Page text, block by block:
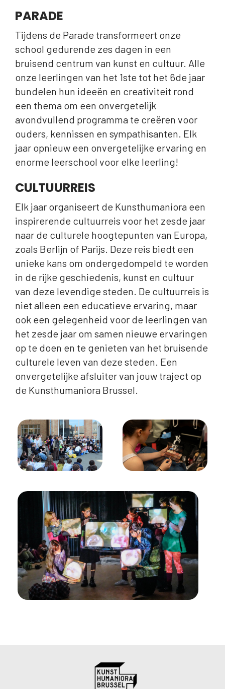
PARADE
Tijdens de Parade transformeert onze
school gedurende zes dagen in een
bruisend centrum van kunst en cultuur. Alle
onze leerlingen van het 1ste tot het 6de jaar
bundelen hun ideeën en creativiteit rond
een thema om een onvergetelijk
avondvullend programma te creëren voor
ouders, kennissen en sympathisanten. Elk
jaar opnieuw een onvergetelijke ervaring en
enorme leerschool voor elke leerling!
CULTUURREIS
Elk jaar organiseert de Kunsthumaniora een
inspirerende cultuurreis voor het zesde jaar
naar de culturele hoogtepunten van Europa,
zoals Berlijn of Parijs. Deze reis biedt een
unieke kans om ondergedompeld te worden
in de rijke geschiedenis, kunst en cultuur
van deze levendige steden. De cultuurreis is
niet alleen een educatieve ervaring, maar
ook een gelegenheid voor de leerlingen van
het zesde jaar om samen nieuwe ervaringen
op te doen en te genieten van het bruisende
culturele leven van deze steden. Een
onvergetelijke afsluiter van jouw traject op
de Kunsthumaniora Brussel.